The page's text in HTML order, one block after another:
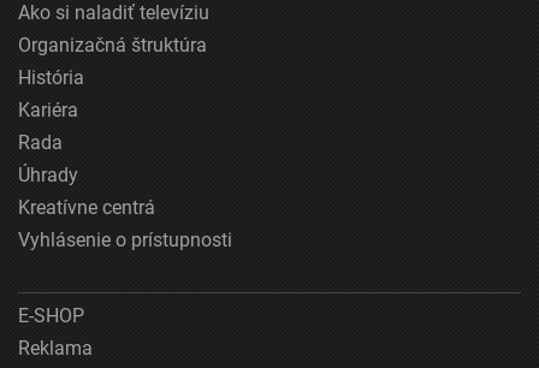
Ako si naladiť televíziu
Organizačná štruktúra
História
Kariéra
Rada
Úhrady
Kreatívne centrá
Vyhlásenie o prístupnosti
E-SHOP
Reklama